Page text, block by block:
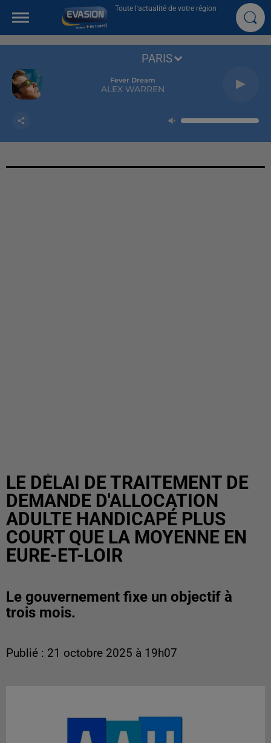
Toute l'actualité de votre région
Fever Dream
ALEX WARREN
PARIS
LE DÉLAI DE TRAITEMENT DE
DEMANDE D'ALLOCATION
ADULTE HANDICAPÉ PLUS
COURT QUE LA MOYENNE EN
EURE-ET-LOIR
Le gouvernement fixe un objectif à
trois mois.
Publié : 21 octobre 2025 à 19h07